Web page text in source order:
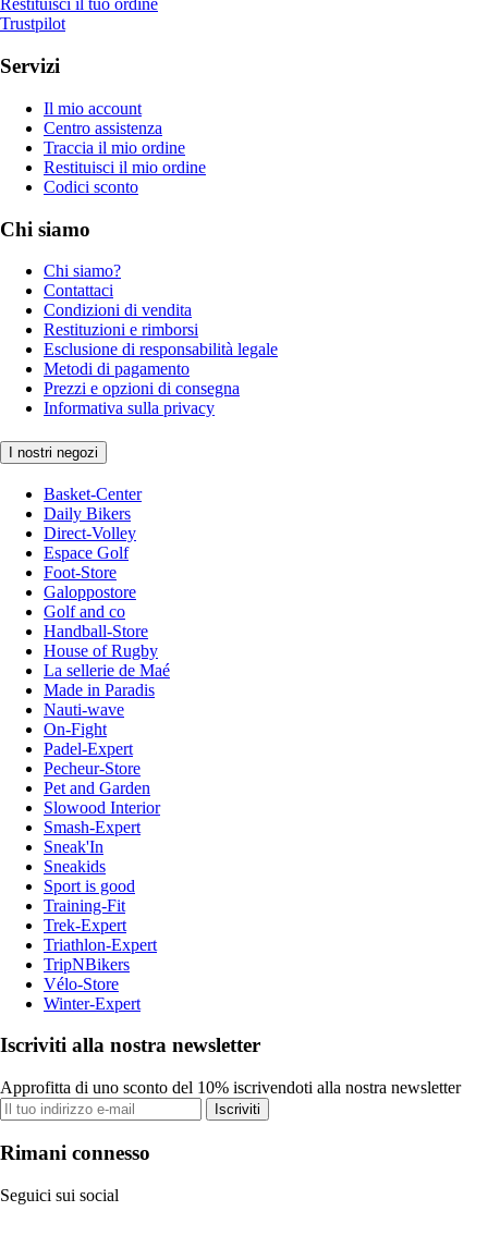
Restituisci il tuo ordine
Trustpilot
Servizi
Il mio account
Centro assistenza
Traccia il mio ordine
Restituisci il mio ordine
Codici sconto
Chi siamo
Chi siamo?
Contattaci
Condizioni di vendita
Restituzioni e rimborsi
Esclusione di responsabilità legale
Metodi di pagamento
Prezzi e opzioni di consegna
Informativa sulla privacy
I nostri negozi
Basket-Center
Daily Bikers
Direct-Volley
Espace Golf
Foot-Store
Galoppostore
Golf and co
Handball-Store
House of Rugby
La sellerie de Maé
Made in Paradis
Nauti-wave
On-Fight
Padel-Expert
Pecheur-Store
Pet and Garden
Slowood Interior
Smash-Expert
Sneak'In
Sneakids
Sport is good
Training-Fit
Trek-Expert
Triathlon-Expert
TripNBikers
Vélo-Store
Winter-Expert
Iscriviti alla nostra newsletter
Approfitta di uno sconto del 10% iscrivendoti alla nostra newsletter
Iscriviti
Rimani connesso
Seguici sui social